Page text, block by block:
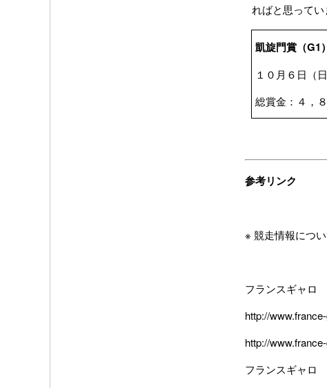
ればと思ってい
凱旋門賞（G1）
１０月６日（
総賞金：４，
参考リンク
※ 競走情報につ
フランスギャロ
http://
http://
フランスギャロ